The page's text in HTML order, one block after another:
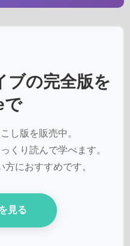
ブの完全版を
で
し版を販売中。
くり読んで学べます。
におすすめです。
見る